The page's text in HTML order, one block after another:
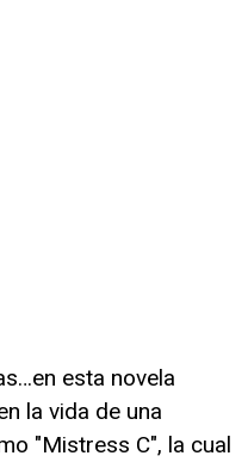
esta novela
la vida de una
"Mistress C", la cual